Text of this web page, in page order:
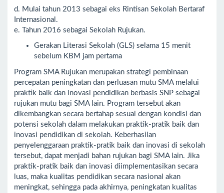
d. Mulai tahun 2013 sebagai eks Rintisan Sekolah Bertaraf
Internasional.
e. Tahun 2016 sebagai Sekolah Rujukan.
Gerakan Literasi Sekolah (GLS) selama 15 menit
sebelum KBM jam pertama
Program SMA Rujukan merupakan strategi pembinaan
percepatan peningkatan dan perluasan mutu SMA melalui
praktik baik dan inovasi pendidikan berbasis SNP sebagai
rujukan mutu bagi SMA lain. Program tersebut akan
dikembangkan secara bertahap sesuai dengan kondisi dan
potensi sekolah dalam melakukan praktik-pratik baik dan
inovasi pendidikan di sekolah. Keberhasilan
penyelenggaraan praktik-pratik baik dan inovasi di sekolah
tersebut, dapat menjadi bahan rujukan bagi SMA lain. Jika
praktik-pratik baik dan inovasi diimplementasikan secara
luas, maka kualitas pendidikan secara nasional akan
meningkat, sehingga pada akhirnya, peningkatan kualitas